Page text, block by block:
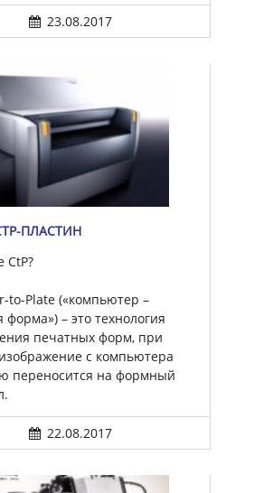
23.08.2017
ПЛАСТИН
CtP?
to-Plate («компьютер –
форма») – это технология
печатных форм, при
с компьютера
переносится на формный
22.08.2017